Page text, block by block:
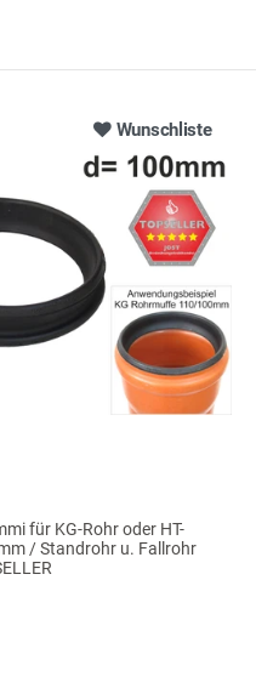
Wunschliste
für KG-Rohr oder HT-
/ Standrohr u. Fallrohr